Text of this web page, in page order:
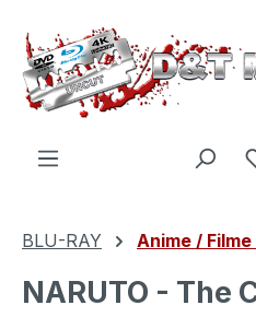
Zum Hauptinhalt springen
BLU-RAY Anime /
NARUTO - The